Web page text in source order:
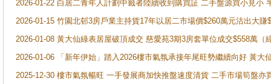
2026-01-22 白居二青年人計劃中籤者陸續收到購買証 二手盤源買小見小
2026-01-15 竹園北邨3房戶業主持貨17年以居二市場價$260萬元沽出大賺
2026-01-08 黃大仙綠表居屋破頂成交 慈愛苑3期3房套單位成交$558萬（
2026-01-06 「新年伊始」踏入2026樓市氣氛承接年尾旺勢繼續向好 黃
2025-12-30 樓市氣氛暢旺 一手發展商加快推盤速度清貨 二手市場筍盤